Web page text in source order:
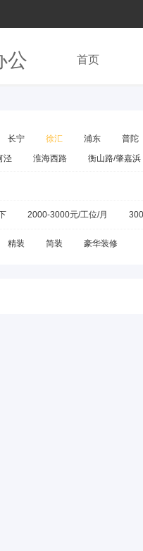
公 首页
长宁 徐汇 浦东
普陀
泾 淮海西路 衡山路/肇嘉浜
2000-3000元/工位/月
精装 简装 豪华装修